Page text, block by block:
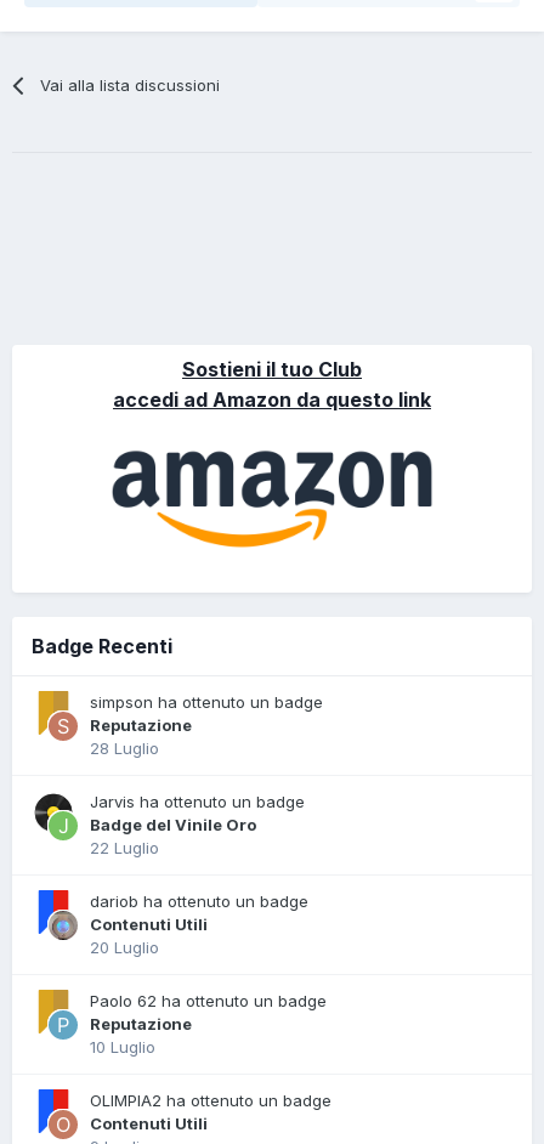
Vai alla lista discussioni
Sostieni il tuo Club
accedi ad Amazon da questo link
Badge Recenti
simpson ha ottenuto un badge
Reputazione
28 Luglio
Jarvis ha ottenuto un badge
Badge del Vinile Oro
22 Luglio
dariob ha ottenuto un badge
Contenuti Utili
20 Luglio
Paolo 62 ha ottenuto un badge
Reputazione
10 Luglio
OLIMPIA2 ha ottenuto un badge
Contenuti Utili